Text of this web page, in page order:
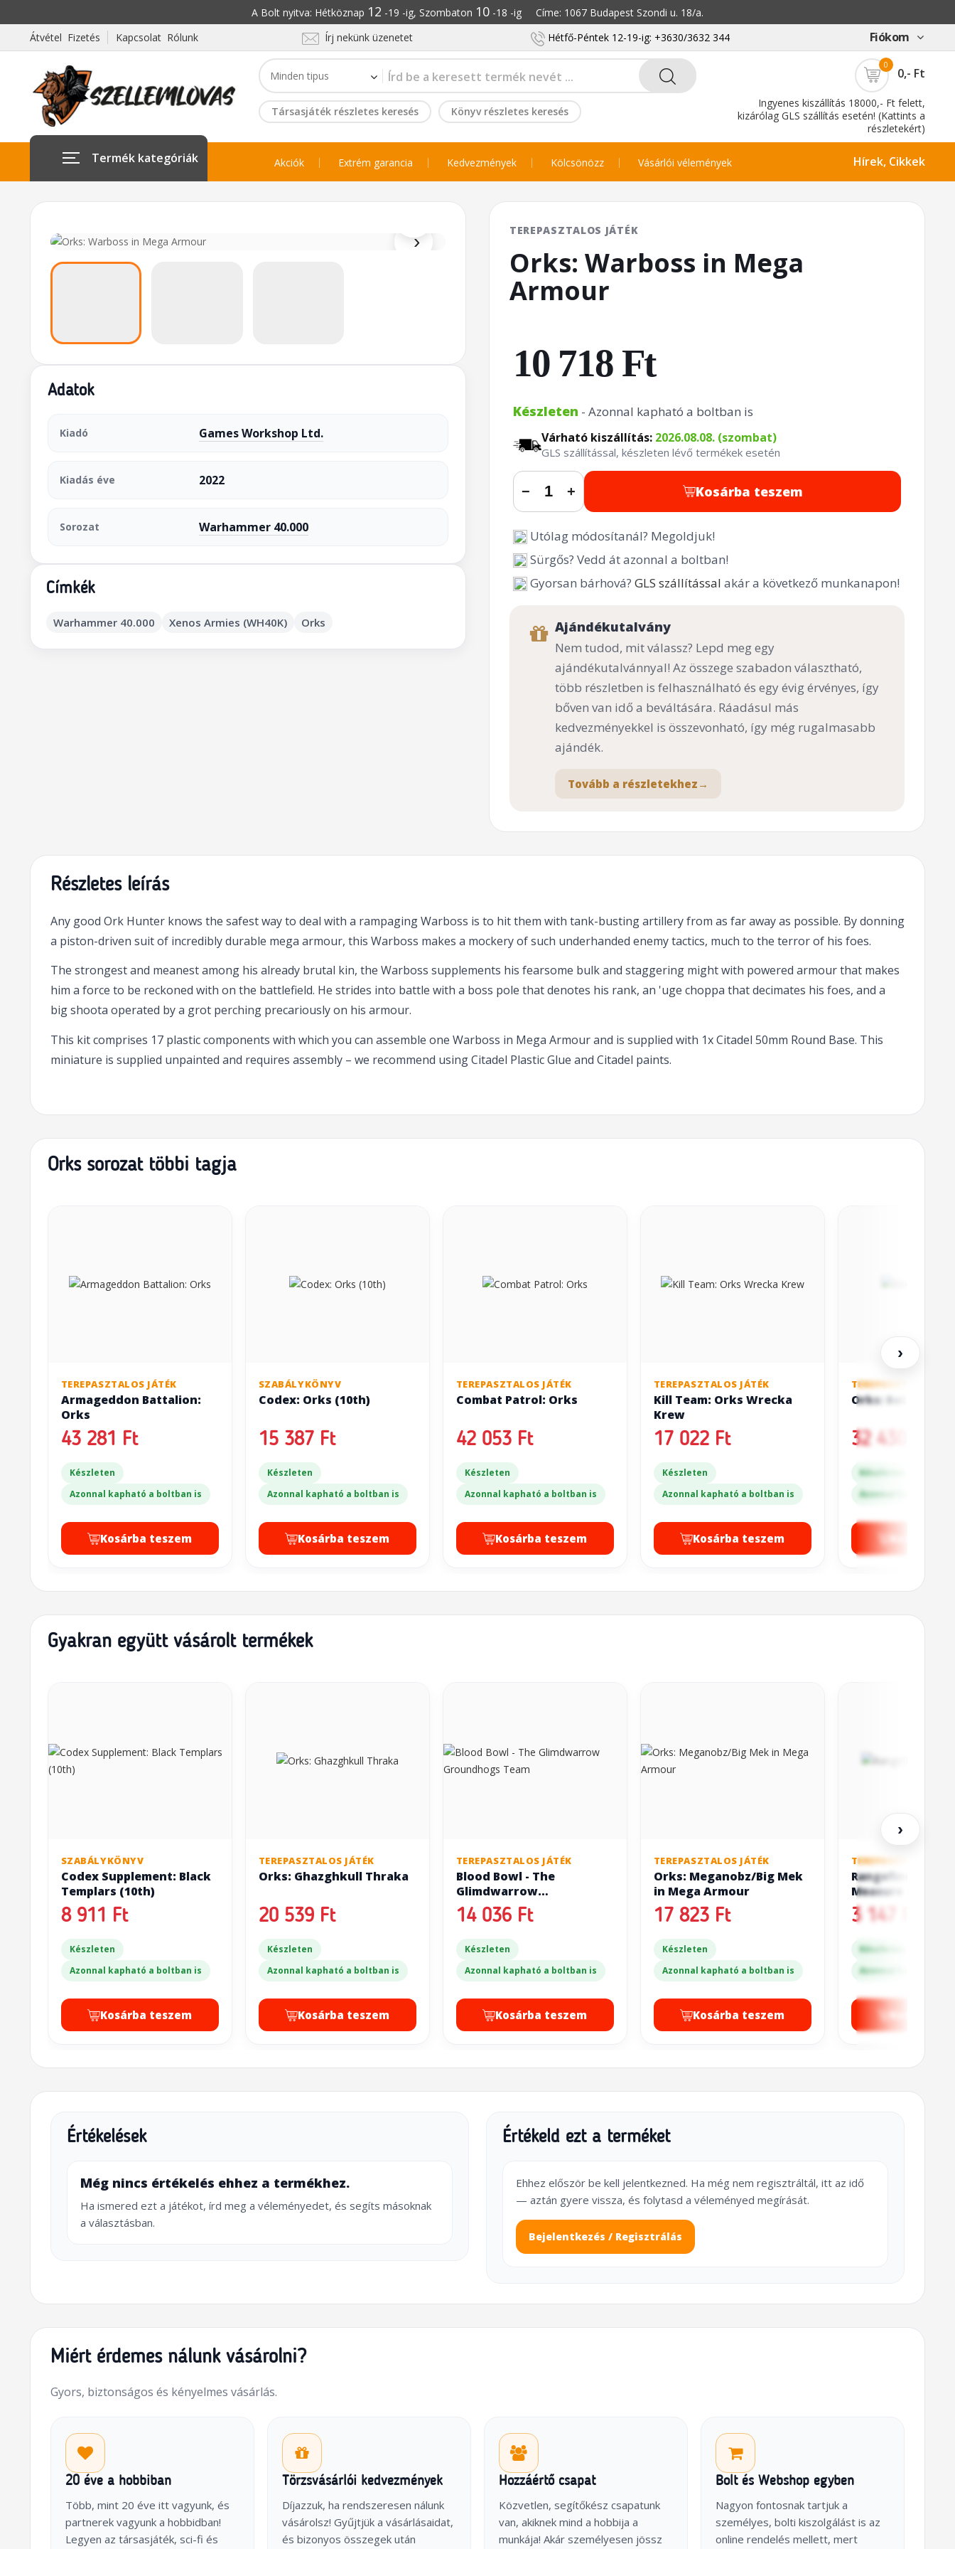
A Bolt nyitva: Hétköznap 12 -19 -ig, Szombaton 10-18 -ig Címe: 1067 Budapest Szondi u. 18/a.
Átvétel Fizetés
Kapcsolat Rólunk Írj nekünk üzenetet Hétfő-Péntek 12-19-ig: +3630/3632 344 Fiókom
Társasjáték részletes keresés Könyv részletes keresés
0
0,- Ft
Ingyenes kiszállítás 18000,- Ft felett,
kizárólag GLS szállítás esetén! (Kattints a
részletekért)
Termék kategóriák Akciók Extrém garancia Kedvezmények Kölcsönözz Vásárlói vélemények Hírek, Cikkek
›
Adatok
Kiadó Games Workshop Ltd.
Kiadás éve 2022
Sorozat Warhammer 40.000
Címkék
Warhammer 40.000 Xenos Armies (WH40K) Orks
TEREPASZTALOS JÁTÉK
Orks: Warboss in Mega
Armour
10 718 Ft
Készleten - Azonnal kapható a boltban is
Várható kiszállítás: 2026.08.08. (szombat)
GLS szállítással, készleten lévő termékek esetén
− + Kosárba teszem
Utólag módosítanál? Megoldjuk!
Sürgős? Vedd át azonnal a boltban!
Gyorsan bárhová? GLS szállítással akár a következő munkanapon!
Ajándékutalvány
Nem tudod, mit válassz? Lepd meg egy
ajándékutalvánnyal! Az összege szabadon választható,
több részletben is felhasználható és egy évig érvényes, így
bőven van idő a beváltására. Ráadásul más
kedvezményekkel is összevonható, így még rugalmasabb
ajándék.
Tovább a részletekhez →
Részletes leírás
Any good Ork Hunter knows the safest way to deal with a rampaging Warboss is to hit them with tank-busting artillery from as far away as possible. By donning
a piston-driven suit of incredibly durable mega armour, this Warboss makes a mockery of such underhanded enemy tactics, much to the terror of his foes.
The strongest and meanest among his already brutal kin, the Warboss supplements his fearsome bulk and staggering might with powered armour that makes
him a force to be reckoned with on the battlefield. He strides into battle with a boss pole that denotes his rank, an 'uge choppa that decimates his foes, and a
big shoota operated by a grot perching precariously on his armour.
This kit comprises 17 plastic components with which you can assemble one Warboss in Mega Armour and is supplied with 1x Citadel 50mm Round Base. This
miniature is supplied unpainted and requires assembly – we recommend using Citadel Plastic Glue and Citadel paints.
Orks sorozat többi tagja
TEREPASZTALOS JÁTÉK
Armageddon Battalion:
Orks
43 281 Ft
Készleten
Azonnal kapható a boltban is
Kosárba teszem
SZABÁLYKÖNYV
Codex: Orks (10th)
15 387 Ft
Készleten
Azonnal kapható a boltban is
Kosárba teszem
TEREPASZTALOS JÁTÉK
Combat Patrol: Orks
42 053 Ft
Készleten
Azonnal kapható a boltban is
Kosárba teszem
TEREPASZTALOS JÁTÉK
Kill Team: Orks Wrecka
Krew
17 022 Ft
Készleten
Azonnal kapható a boltban is
Kosárba teszem
TEREPASZTALOS
Orks:
32 430 Ft
Készleten
Azonnal kapható a
Kosárba
›
Gyakran együtt vásárolt termékek
SZABÁLYKÖNYV
Codex Supplement: Black
Templars (10th)
8 911 Ft
Készleten
Azonnal kapható a boltban is
Kosárba teszem
TEREPASZTALOS JÁTÉK
Orks: Ghazghkull Thraka
20 539 Ft
Készleten
Azonnal kapható a boltban is
Kosárba teszem
TEREPASZTALOS JÁTÉK
Blood Bowl - The
Glimdwarrow
Groundhogs Team
14 036 Ft
Készleten
Azonnal kapható a boltban is
Kosárba teszem
TEREPASZTALOS JÁTÉK
Orks: Meganobz/Big Mek
in Mega Armour
17 823 Ft
Készleten
Azonnal kapható a boltban is
Kosárba teszem
TEREPASZTALOS
Rangefinder
Measure
3 147 Ft
Készleten
Azonnal kapható a
Kosárba
›
Értékelések
Még nincs értékelés ehhez a termékhez.
Ha ismered ezt a játékot, írd meg a véleményedet, és segíts másoknak
a választásban.
Értékeld ezt a terméket
Ehhez először be kell jelentkezned. Ha még nem regisztráltál, itt az idő
— aztán gyere vissza, és folytasd a véleményed megírását.
Bejelentkezés / Regisztrálás
Miért érdemes nálunk vásárolni?
Gyors, biztonságos és kényelmes vásárlás.
20 éve a hobbiban
Több, mint 20 éve itt vagyunk, és
partnerek vagyunk a hobbidban!
Legyen az társasjáték, sci-fi és
Törzsvásárlói kedvezmények
Díjazzuk, ha rendszeresen nálunk
vásárolsz! Gyűjtjük a vásárlásaidat,
és bizonyos összegek után
Hozzáértő csapat
Közvetlen, segítőkész csapatunk
van, akiknek mind a hobbija a
munkája! Akár személyesen jössz
Bolt és Webshop egyben
Nagyon fontosnak tartjuk a
személyes, bolti kiszolgálást is az
online rendelés mellett, mert